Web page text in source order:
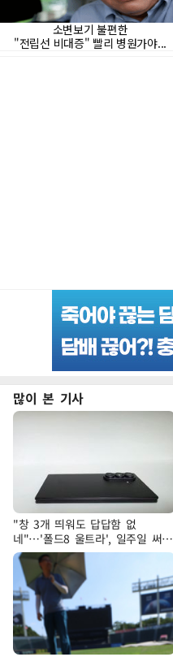
많이 본 기사
"창 3개 띄워도 답답함 없
네"…'폴드8 울트라', 일주일 써보
니